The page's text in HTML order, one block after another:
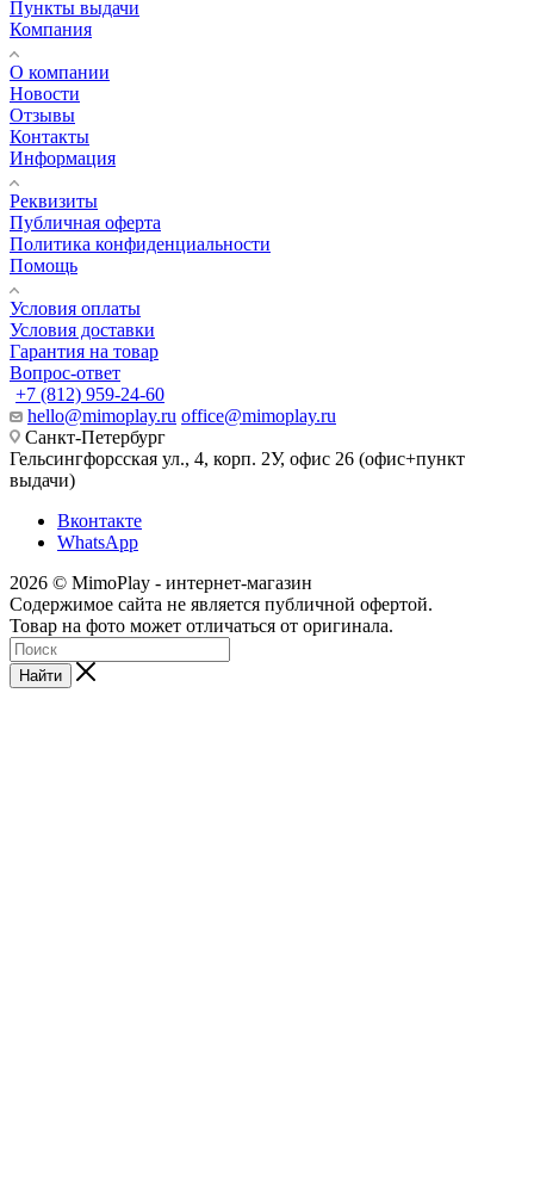
Пункты выдачи
Компания
О компании
Новости
Отзывы
Контакты
Информация
Реквизиты
Публичная оферта
Политика конфиденциальности
Помощь
Условия оплаты
Условия доставки
Гарантия на товар
Вопрос-ответ
+7 (812) 959-24-60
hello@mimoplay.ru office@mimoplay.ru
Санкт-Петербург
Гельсингфорсская ул., 4, корп. 2У, офис 26 (офис+пункт
выдачи)
Вконтакте
WhatsApp
2026 © MimoPlay - интернет-магазин
Содержимое сайта не является публичной офертой.
Товар на фото может отличаться от оригинала.
Найти